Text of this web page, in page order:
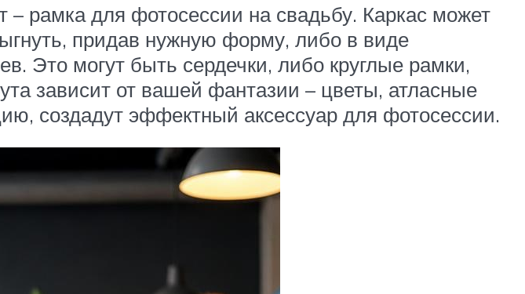
рамка для фотосессии на свадьбу. Каркас может
придав нужную форму, либо в виде
Это могут быть сердечки, либо круглые рамки,
зависит от вашей фантазии – цветы, атласные
создадут эффектный аксессуар для фотосессии.